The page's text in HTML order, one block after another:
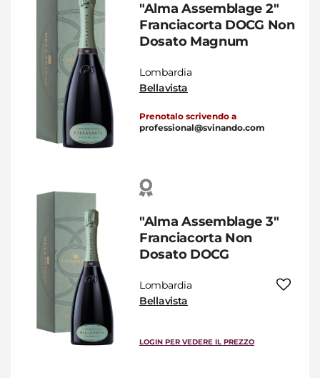
"Alma Assemblage 2"
Franciacorta DOCG Non
Dosato Magnum
Lombardia
Bellavista
Prenotalo scrivendo a
professional@svinando.com
"Alma Assemblage 3"
Franciacorta Non
Dosato DOCG
Lombardia
Bellavista
LOGIN PER VEDERE IL PREZZO